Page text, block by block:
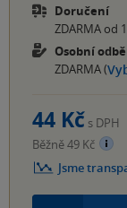
Doručení
ZDARMA od
Osobní
ZDARMA (
44 Kč s DPH
Běžně 49 Kč
Jsme